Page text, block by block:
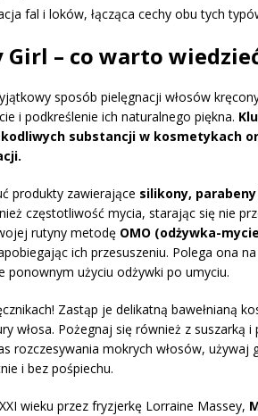
fal i loków, łącząca cechy obu tych
– co warto
sposób pielęgnacji włosów
i podkreślenie ich naturalnego piękna.
substancji w kosmetykach
produkty zawierające silikony,
częstotliwość mycia, starając się nie
rutyny metodę OMO (odżywka-
ich przesuszeniu. Polega ona
ponownym użyciu odżywki po umyciu.
Zastąp je delikatną bawełnianą
włosa. Pożegnaj się również z suszarką
rozczesywania mokrych włosów,
i bez pośpiechu.
wieku przez fryzjerkę Lorraine Massey,